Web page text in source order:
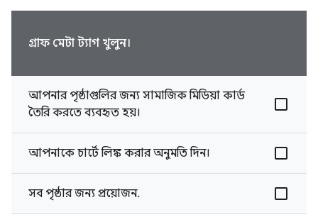
গ্রাফ মেটা ট্যাগ খুলুন।
আপনার পৃষ্ঠাগুলির জন্য সামাজিক মিডিয়া কার্ড
তৈরি করতে ব্যবহৃত হয়।
আপনাকে চার্টে লিঙ্ক করার অনুমতি দিন।
সব পৃষ্ঠার জন্য প্রয়োজন.